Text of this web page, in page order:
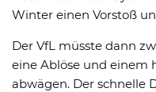
Winter einen Vorstoß
Der VfL müsste dann
eine Ablöse und einem
abwägen. Der schnelle